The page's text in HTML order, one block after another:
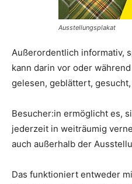
Ausstellungsplakat
Außerordentlich informativ,
kann darin vor oder
gelesen, geblättert,
Besucher:in ermöglicht es,
jederzeit in weiträumig
auch außerhalb der
Das funktioniert entweder